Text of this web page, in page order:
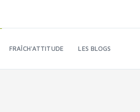
FRAÎCH'ATTITUDE LES BLOGS